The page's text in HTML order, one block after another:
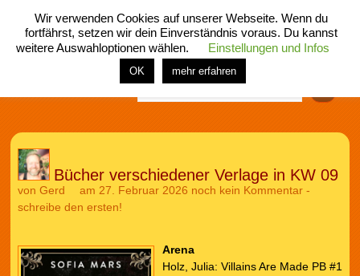
menü
home rubrik buch comic spiel fotos shop
Bücher verschiedener Verlage in KW 09
von Gerd am 27. Februar 2026 noch kein Kommentar -
schreibe den ersten!
Arena
Holz, Julia: Villains Are Made PB #1
Wir verwenden Cookies auf unserer Webseite. Wenn du
fortfährst, setzen wir dein Einverständnis voraus. Du kannst
weitere Auswahloptionen wählen.
Einstellungen und Infos
OK mehr erfahren